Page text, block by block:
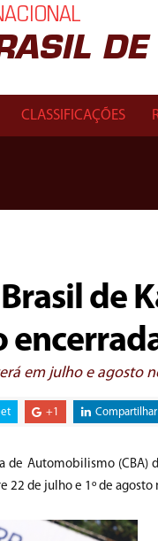
DE
CLASSIFICAÇÕES
de
em julho e agosto
+1 Compartilhar
de Automobilismo (CBA)
22 de julho e 1º de